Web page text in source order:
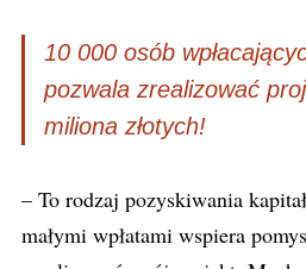
10 000 osób
pozwala zrealizować
miliona złotych!
– To rodzaj pozyskiwania
małymi wpłatami wspiera